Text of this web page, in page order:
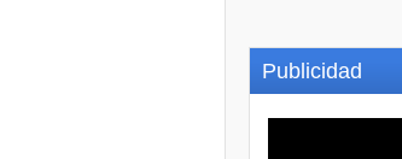
Publicidad